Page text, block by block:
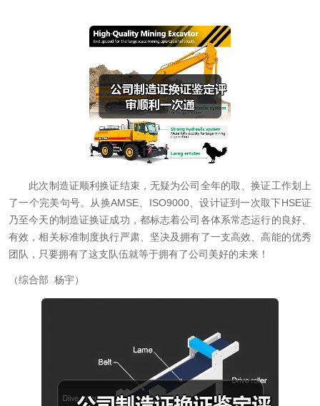
此次制造证顺利换证结束，无疑为公司全年的取、换证工作划上
了一个完美句号。从换AMSE、ISO9000、设计证到一次取下HSE证
乃至今天的制造证换证成功，都标志着公司各体系常态运行的良好、
有效，相关标准制度执行严肃、坚决及拥有了一支高效、高能的优秀
团队，只要拥有了这支队伍就等于拥有了公司美好的未来！
（综合部 杨宇）